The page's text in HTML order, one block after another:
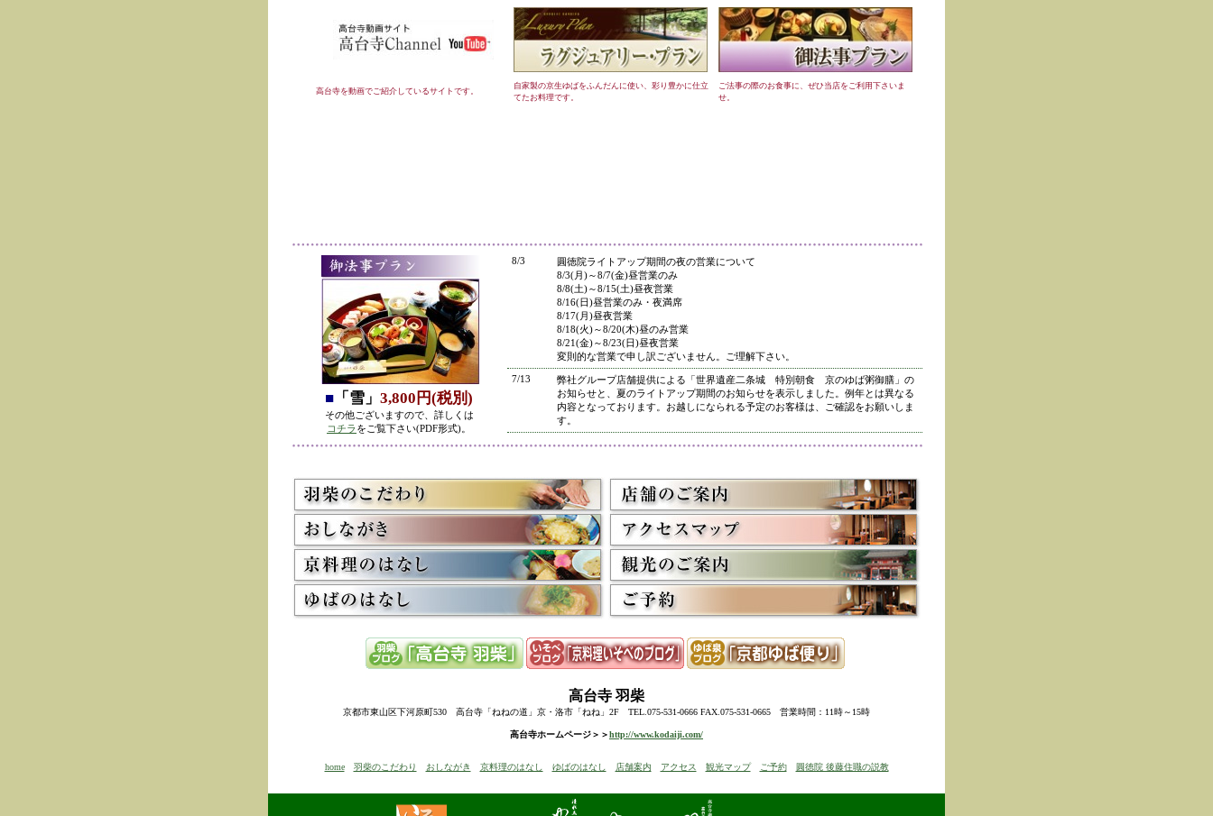
高台寺を動画でご紹介しているサイトです。
自家製の京生ゆばをふんだんに使い、彩り豊かに仕立
てたお料理です。
ご法事の際のお食事に、ぜひ当店をご利用下さいま
せ。
■ 「雪」 3,800円(税別)
その他ございますので、詳しくは
コチラ をご覧下さい(PDF形式)。
8/3
圓徳院ライトアップ期間の夜の営業について
8/3(月)～8/7(金)昼営業のみ
8/8(土)～8/15(土)昼夜営業
8/16(日)昼営業のみ・夜満席
8/17(月)昼夜営業
8/18(火)～8/20(木)昼のみ営業
8/21(金)～8/23(日)昼夜営業
変則的な営業で申し訳ございません。ご理解下さい。
7/13
弊社グループ店舗提供による「世界遺産二条城 特別朝食 京のゆば粥御膳」の
お知らせと、夏のライトアップ期間のお知らせを表示しました。例年とは異なる
内容となっております。お越しになられる予定のお客様は、ご確認をお願いしま
す。
5/8
高台寺・圓徳院 春のライトアップ終了に伴い、表示を削除しました。
3/2
京料理いそべ担当・世界遺産二条城での特別昼食、高台寺冬の夜の茶会「夜咄」
終了に伴い削除させていただきました。多くのお客様にご利用いただきありがと
うございました。
高台寺・圓徳院・春の夜間ライトアップのお知らせを表示しました。
お越しの際のお食事に、ぜひ当店をご利用下さい。
12/15
高台寺・秋の夜間特別拝観終了に伴い、表示を削除させていただきました。
たくさんのお客様にお越しいただき、ありがとうございました。
来年1月からの催しを2件表示させていただきました。
ぜひご予約下さい。
12/13(土)は寺院行事の為、休業とさせていただきます。
10/20
高台寺・圓徳院・秋の夜間特別拝観のお知らせを表示しました。
前日までにご予約ください。
当日はお並びいただいた順に席へご案内いたします。
8/18 高台寺・秋の夜の観月茶会と秋の夜間特別拝観のお知らせを表示しました
らせを追加しました。
5/26 昨今の原材料費・燃料費・人件費等の高騰によりやむを得ず、価格改定をさせて
いただきます
高台寺 羽柴
京都市東山区下河原町530 高台寺「ねねの道」京・洛市「ねね」2F TEL.075-531-0666 FAX.075-531-0665 営業時間：11時～15時
高台寺ホームページ＞＞http://www.kodaiji.com/
home 羽柴のこだわり おしながき 京料理のはなし ゆばのはなし 店舗案内 アクセス 観光マップ ご予約 圓徳院 後藤住職の説教